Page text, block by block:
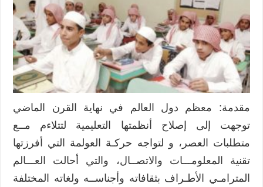
المبادرات
الإصلاحية
للنظام
التربوي
في
المملكة
العربية
السعودية
مغلقة
مقدمة: معظم دول العالم في نهاية القرن الماضي
توجهت إلى إصلاح أنظمتها التعليمية لتتلاءم مــع
متطلبات العصر، و لتواجه حركـة العولمة التي أفرزتها
تقنية المعلومـــات والاتصــال، والتي أحالت العـــالم
المترامـي الأطـراف بثقافاته وأجناســه ولغاته المختلفة